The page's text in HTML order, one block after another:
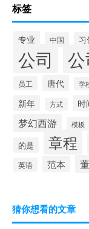
标签
专业 中国 习
公司
员工 唐代 学
新年 方式 时
梦幻西游 模板
的是 章程
英语 范本
猜你想看的文章